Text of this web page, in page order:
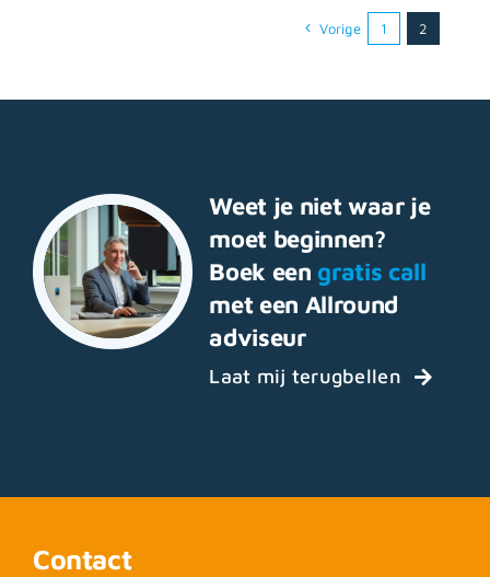
Vorige 1 2
Weet je niet waar je
moet beginnen?
Boek een gratis call
met een Allround
adviseur
Laat mij terugbellen
Contact